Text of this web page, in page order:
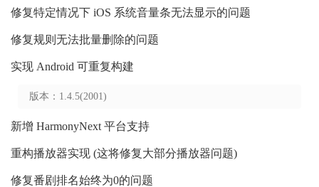
修复特定情况下 iOS 系统音量条无法显示的问题
修复规则无法批量删除的问题
实现 Android 可重复构建
版本：1.4.5(2001)
新增 HarmonyNext 平台支持
重构播放器实现 (这将修复大部分播放器问题)
修复番剧排名始终为0的问题